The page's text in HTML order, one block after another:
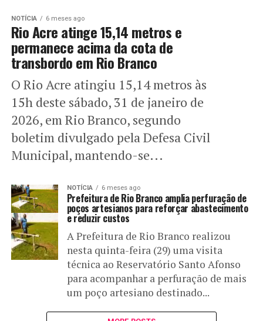
NOTÍCIA 6 meses ago
Rio Acre atinge 15,14 metros e
permanece acima da cota de
transbordo em Rio Branco
O Rio Acre atingiu 15,14 metros às
15h deste sábado, 31 de janeiro de
2026, em Rio Branco, segundo
boletim divulgado pela Defesa Civil
Municipal, mantendo-se...
NOTÍCIA 6 meses ago
Prefeitura de Rio Branco amplia perfuração de
poços artesianos para reforçar abastecimento
e reduzir custos
A Prefeitura de Rio Branco realizou
nesta quinta-feira (29) uma visita
técnica ao Reservatório Santo Afonso
para acompanhar a perfuração de mais
um poço artesiano destinado...